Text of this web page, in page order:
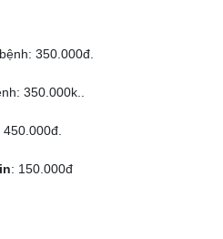
350.000đ.
350.000k..
450.000đ.
: 150.000đ